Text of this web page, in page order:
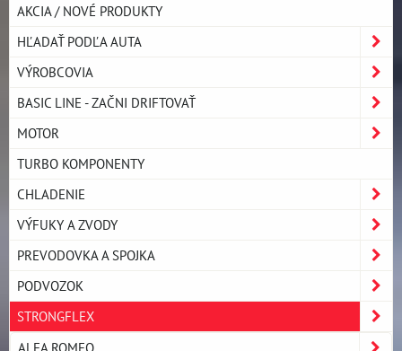
AKCIA / NOVÉ PRODUKTY
HĽADAŤ PODĽA AUTA
VÝROBCOVIA
BASIC LINE - ZAČNI DRIFTOVAŤ
MOTOR
TURBO KOMPONENTY
CHLADENIE
VÝFUKY A ZVODY
PREVODOVKA A SPOJKA
PODVOZOK
STRONGFLEX
ALFA ROMEO